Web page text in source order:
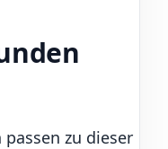
zu dieser